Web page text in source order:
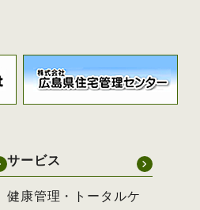
サービス
健康管理・トータルケ